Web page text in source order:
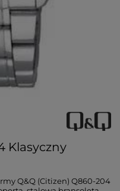
Klasyczny
Q&Q (Citizen) Q860-204